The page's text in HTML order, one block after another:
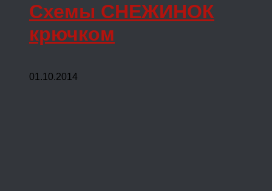
Схемы СНЕЖИНОК
крючком
01.10.2014